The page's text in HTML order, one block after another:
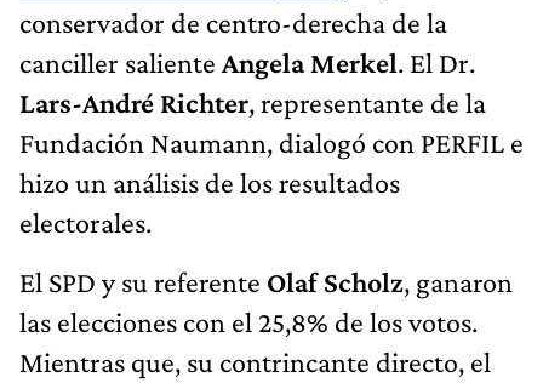
conservador de centro-derecha de la
canciller saliente Angela Merkel. El Dr.
Lars-André Richter, representante de la
Fundación Naumann, dialogó con PERFIL e
hizo un análisis de los resultados
electorales.
El SPD y su referente Olaf Scholz, ganaron
las elecciones con el 25,8% de los votos.
Mientras que, su contrincante directo, el